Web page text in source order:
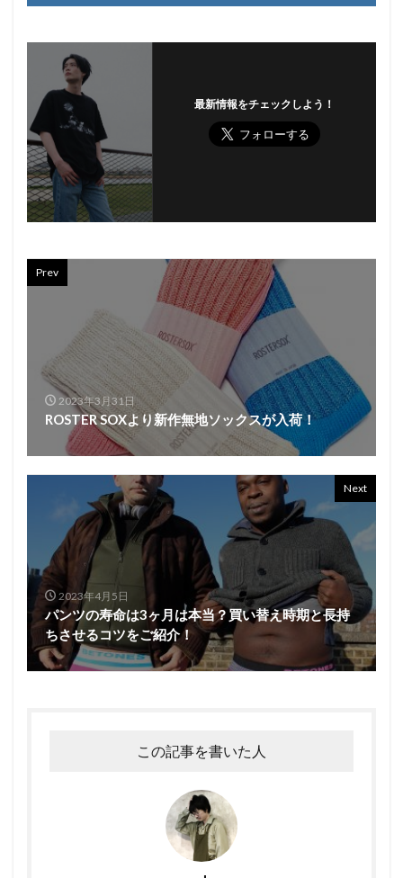
最新情報をチェックしよう！
Prev
2023年3月31日
ROSTER SOXより新作無地ソックスが入荷！
Next
2023年4月5日
パンツの寿命は3ヶ月は本当？買い替え時期と長持
ちさせるコツをご紹介！
この記事を書いた人